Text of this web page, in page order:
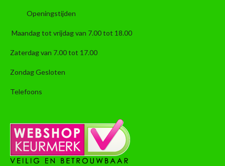
Openingstijden
Maandag tot vrijdag van 7.00 tot 18.00
Zaterdag van 7.00 tot 17.00
Zondag Gesloten
Telefoons